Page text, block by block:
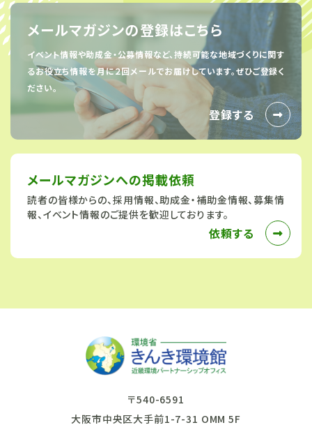
メールマガジンの登録はこちら
イベント情報や助成金・公募情報など、持続可能な地域づくりに関す
るお役立ち情報を月に２回メールでお届けしています。ぜひご登録く
ださい。
登録する
メールマガジンへの掲載依頼
読者の皆様からの、採用情報、助成金・補助金情報、募集情
報、イベント情報のご提供を歓迎しております。
依頼する
〒540-6591
大阪市中央区大手前1-7-31 OMM 5F